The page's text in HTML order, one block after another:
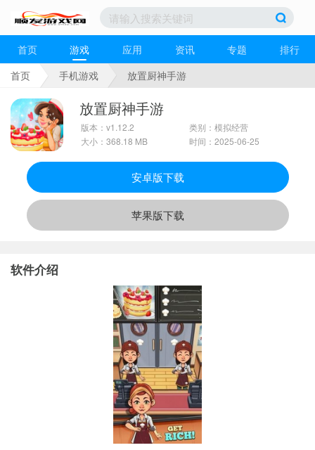
首页 游戏 应用 资讯 专题
排行
首页
手机游戏 放置厨神手游
放置厨神手游
版本：v1.12.2
大小：368.18 MB
类别：模拟经营
时间：2025-06-25
安卓版下载
苹果版下载
软件介绍